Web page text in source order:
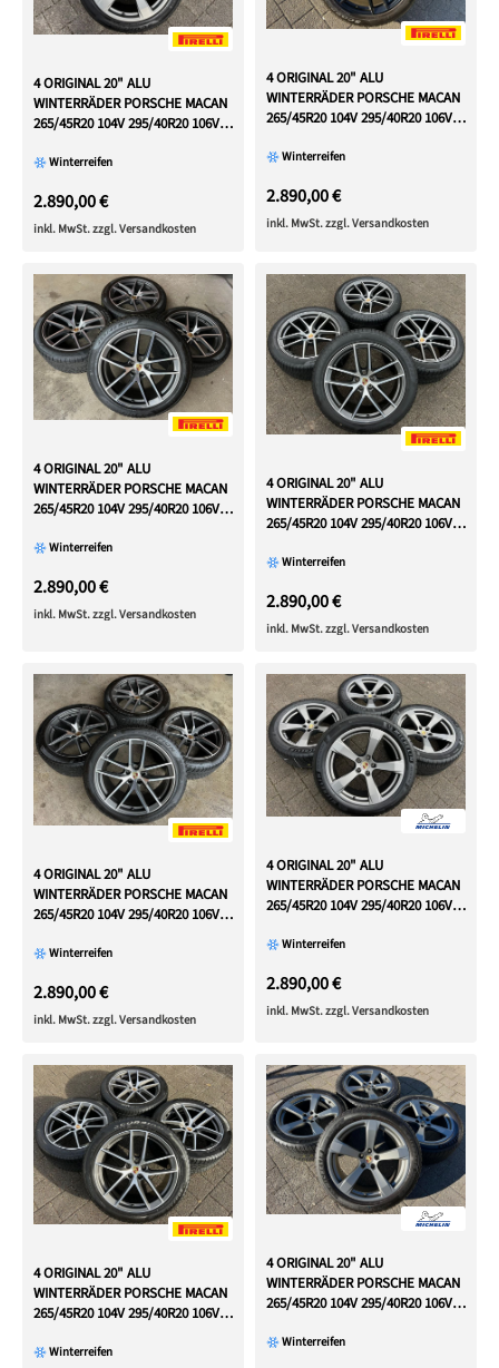
4 ORIGINAL 20" ALU
WINTERRÄDER PORSCHE MACAN
265/45R20 104V 295/40R20 106V
Winterreifen
2.890,00 €
inkl. MwSt. zzgl. Versandkosten
4 ORIGINAL 20" ALU
WINTERRÄDER PORSCHE MACAN
265/45R20 104V 295/40R20 106V
Winterreifen
2.890,00 €
inkl. MwSt. zzgl. Versandkosten
4 ORIGINAL 20" ALU
WINTERRÄDER PORSCHE MACAN
265/45R20 104V 295/40R20 106V
Winterreifen
2.890,00 €
inkl. MwSt. zzgl. Versandkosten
4 ORIGINAL 20" ALU
WINTERRÄDER PORSCHE MACAN
265/45R20 104V 295/40R20 106V
Winterreifen
2.890,00 €
inkl. MwSt. zzgl. Versandkosten
4 ORIGINAL 20" ALU
WINTERRÄDER PORSCHE MACAN
265/45R20 104V 295/40R20 106V
Winterreifen
2.890,00 €
inkl. MwSt. zzgl. Versandkosten
4 ORIGINAL 20" ALU
WINTERRÄDER PORSCHE MACAN
265/45R20 104V 295/40R20 106V
Winterreifen
2.890,00 €
inkl. MwSt. zzgl. Versandkosten
4 ORIGINAL 20" ALU
WINTERRÄDER PORSCHE MACAN
265/45R20 104V 295/40R20 106V
Winterreifen
4 ORIGINAL 20" ALU
WINTERRÄDER PORSCHE MACAN
265/45R20 104V 295/40R20 106V
Winterreifen